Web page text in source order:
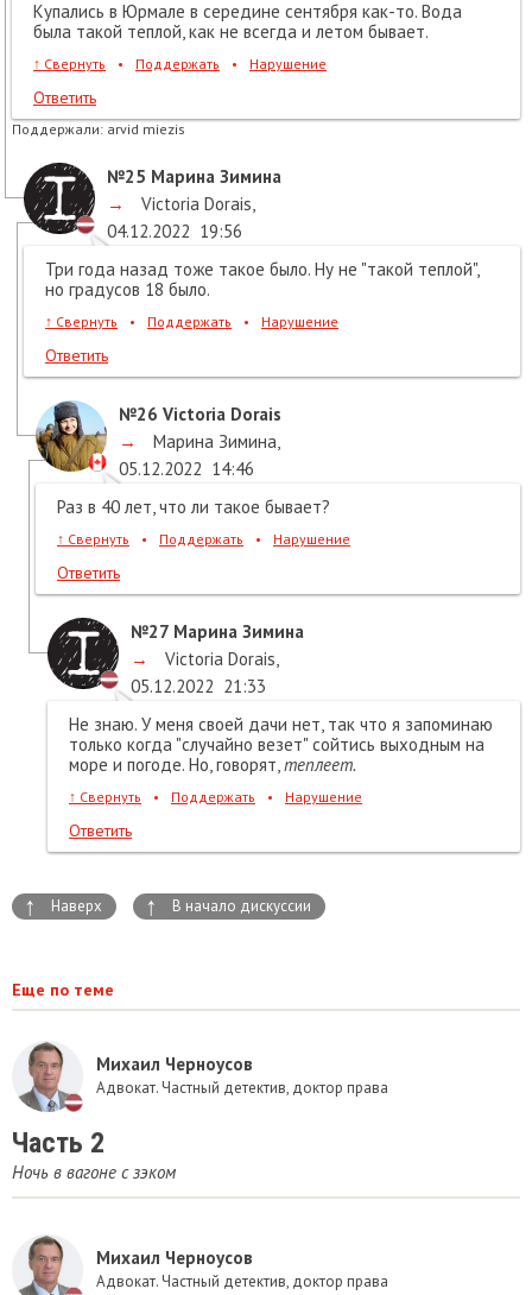
Купались в Юрмале в середине сентября как-то. Вода
была такой теплой, как не всегда и летом бывает.
↑ Свернуть • Поддержать • Нарушение
Ответить
Поддержали: arvid miezis
№25 Марина Зимина
→
Victoria Dorais,
04.12.2022 19:56
Три года назад тоже такое было. Ну не "такой теплой",
но градусов 18 было.
↑ Свернуть • Поддержать • Нарушение
Ответить
№26 Victoria Dorais
→
Марина Зимина,
05.12.2022 14:46
Раз в 40 лет, что ли такое бывает?
↑ Свернуть • Поддержать • Нарушение
Ответить
№27 Марина Зимина
→
Victoria Dorais,
05.12.2022 21:33
Не знаю. У меня своей дачи нет, так что я запоминаю
только когда "случайно везет" сойтись выходным на
море и погоде. Но, говорят,теплеет.
↑ Свернуть • Поддержать • Нарушение
Ответить
↑ Наверх ↑ В начало дискуссии
Еще по теме
Михаил Черноусов
Адвокат. Частный детектив, доктор права
Часть 2
Ночь в вагоне с зэком
Михаил Черноусов
Адвокат. Частный детектив, доктор права